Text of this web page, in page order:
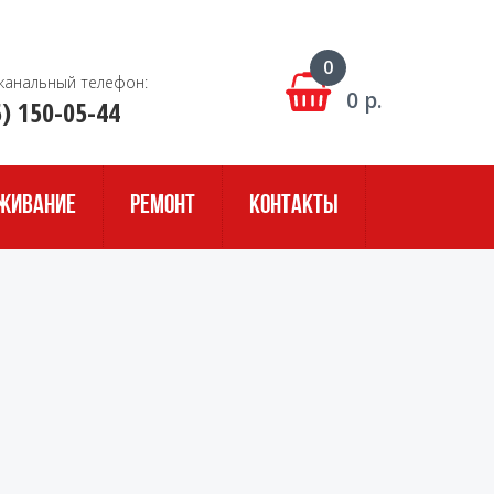
телефон:
150-05-44 0 р.
0
РЕМОНТ КОНТАКТЫ